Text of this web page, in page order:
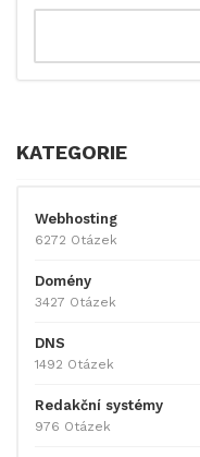
KATEGORIE
Webhosting
6272 Otázek
Domény
3427 Otázek
DNS
1492 Otázek
Redakční systémy
976 Otázek